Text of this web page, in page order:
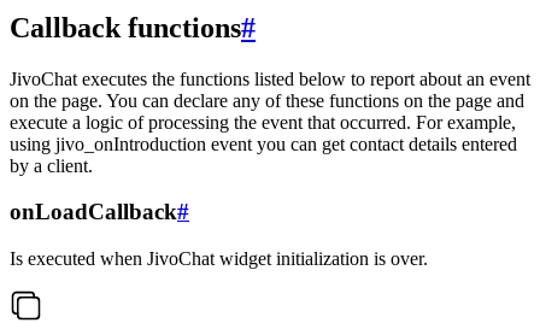
Callback functions#
JivoChat executes the functions listed below to report about an event
on the page. You can declare any of these functions on the page and
execute a logic of processing the event that occurred. For example,
using jivo_onIntroduction event you can get contact details entered
by a client.
onLoadCallback#
Is executed when JivoChat widget initialization is over.